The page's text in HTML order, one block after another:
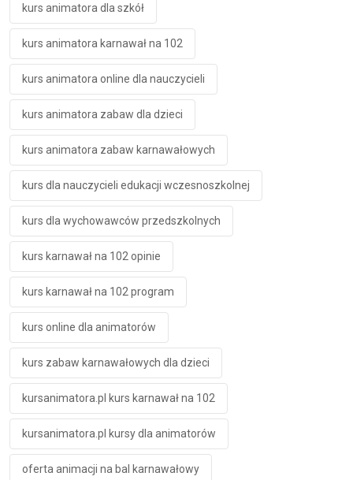
kurs animatora dla szkół
kurs animatora karnawał na 102
kurs animatora online dla nauczycieli
kurs animatora zabaw dla dzieci
kurs animatora zabaw karnawałowych
kurs dla nauczycieli edukacji wczesnoszkolnej
kurs dla wychowawców przedszkolnych
kurs karnawał na 102 opinie
kurs karnawał na 102 program
kurs online dla animatorów
kurs zabaw karnawałowych dla dzieci
kursanimatora.pl kurs karnawał na 102
kursanimatora.pl kursy dla animatorów
oferta animacji na bal karnawałowy